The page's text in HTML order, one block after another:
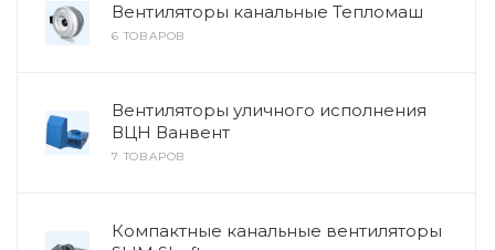
Вентиляторы канальные Тепломаш
6 ТОВАРОВ
Вентиляторы уличного исполнения
ВЦН Ванвент
7 ТОВАРОВ
Компактные канальные вентиляторы